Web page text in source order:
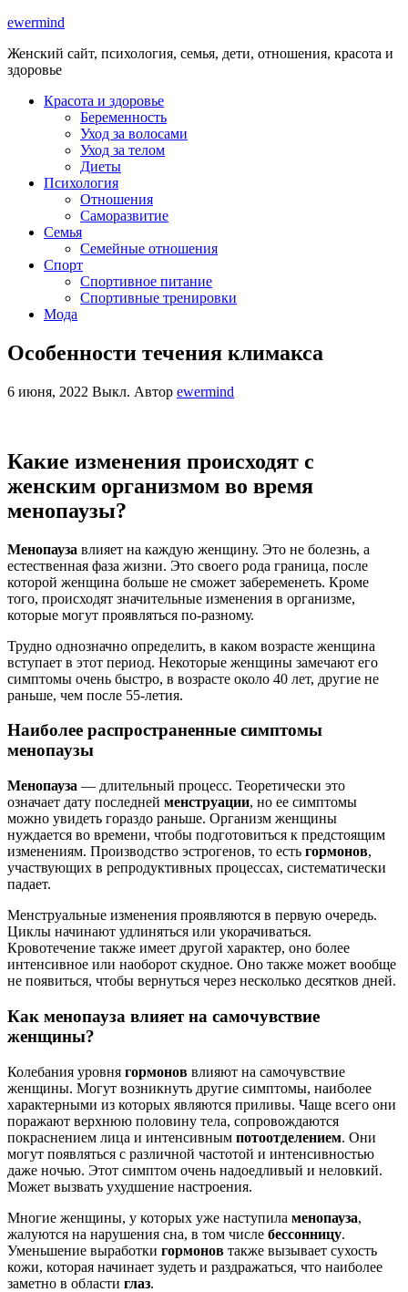
ewermind
Женский сайт, психология, семья, дети, отношения, красота и
здоровье
Красота и здоровье
Беременность
Уход за волосами
Уход за телом
Диеты
Психология
Отношения
Саморазвитие
Семья
Семейные отношения
Спорт
Спортивное питание
Спортивные тренировки
Мода
Особенности течения климакса
6 июня, 2022 Выкл. Автор ewermind
Какие изменения происходят с
женским организмом во время
менопаузы?
Менопауза влияет на каждую женщину. Это не болезнь, а
естественная фаза жизни. Это своего рода граница, после
которой женщина больше не сможет забеременеть. Кроме
того, происходят значительные изменения в организме,
которые могут проявляться по-разному.
Трудно однозначно определить, в каком возрасте женщина
вступает в этот период. Некоторые женщины замечают его
симптомы очень быстро, в возрасте около 40 лет, другие не
раньше, чем после 55-летия.
Наиболее распространенные симптомы
менопаузы
Менопауза — длительный процесс. Теоретически это
означает дату последней менструации, но ее симптомы
можно увидеть гораздо раньше. Организм женщины
нуждается во времени, чтобы подготовиться к предстоящим
изменениям. Производство эстрогенов, то есть гормонов,
участвующих в репродуктивных процессах, систематически
падает.
Менструальные изменения проявляются в первую очередь.
Циклы начинают удлиняться или укорачиваться.
Кровотечение также имеет другой характер, оно более
интенсивное или наоборот скудное. Оно также может вообще
не появиться, чтобы вернуться через несколько десятков дней.
Как менопауза влияет на самочувствие
женщины?
Колебания уровня гормонов влияют на самочувствие
женщины. Могут возникнуть другие симптомы, наиболее
характерными из которых являются приливы. Чаще всего они
поражают верхнюю половину тела, сопровождаются
покраснением лица и интенсивным потоотделением. Они
могут появляться с различной частотой и интенсивностью
даже ночью. Этот симптом очень надоедливый и неловкий.
Может вызвать ухудшение настроения.
Многие женщины, у которых уже наступила менопауза,
жалуются на нарушения сна, в том числе бессонницу.
Уменьшение выработки гормонов также вызывает сухость
кожи, которая начинает зудеть и раздражаться, что наиболее
заметно в области глаз.